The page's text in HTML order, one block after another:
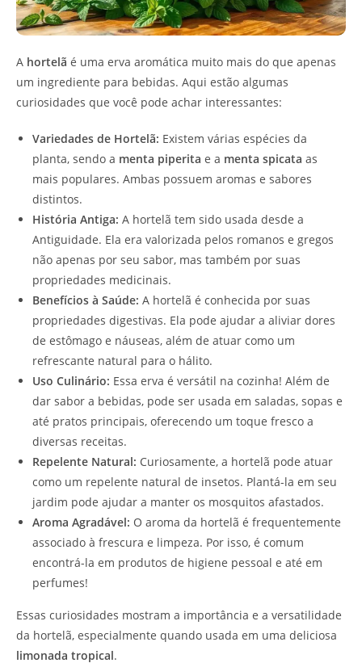
A hortelã é uma erva aromática muito mais do que apenas
um ingrediente para bebidas. Aqui estão algumas
curiosidades que você pode achar interessantes:
Variedades de Hortelã: Existem várias espécies da
planta, sendo a menta piperita e a menta spicata as
mais populares. Ambas possuem aromas e sabores
distintos.
História Antiga: A hortelã tem sido usada desde a
Antiguidade. Ela era valorizada pelos romanos e gregos
não apenas por seu sabor, mas também por suas
propriedades medicinais.
Benefícios à Saúde: A hortelã é conhecida por suas
propriedades digestivas. Ela pode ajudar a aliviar dores
de estômago e náuseas, além de atuar como um
refrescante natural para o hálito.
Uso Culinário: Essa erva é versátil na cozinha! Além de
dar sabor a bebidas, pode ser usada em saladas, sopas e
até pratos principais, oferecendo um toque fresco a
diversas receitas.
Repelente Natural: Curiosamente, a hortelã pode atuar
como um repelente natural de insetos. Plantá-la em seu
jardim pode ajudar a manter os mosquitos afastados.
Aroma Agradável: O aroma da hortelã é frequentemente
associado à frescura e limpeza. Por isso, é comum
encontrá-la em produtos de higiene pessoal e até em
perfumes!
Essas curiosidades mostram a importância e a versatilidade
da hortelã, especialmente quando usada em uma deliciosa
limonada tropical.